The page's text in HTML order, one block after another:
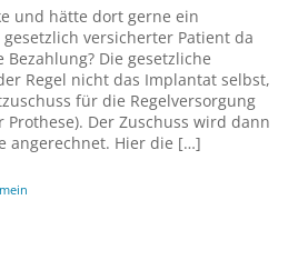
und hätte dort gerne ein
versicherter Patient da
Die gesetzliche
Regel nicht das Implantat selbst,
für die Regelversorgung
Prothese). Der Zuschuss wird dann
angerechnet. Hier die […]